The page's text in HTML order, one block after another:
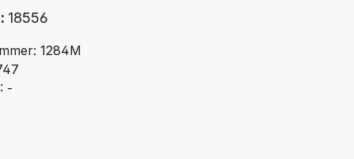
18556
1284M
-